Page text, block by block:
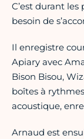
C’est durant les
besoin de
Il enregistre
Apiary avec
Bison Bisou,
boîtes à
acoustique,
Arnaud est